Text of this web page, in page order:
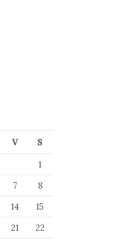
V
S
1
7
8
14
15
21
22